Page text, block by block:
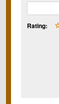
Rating: